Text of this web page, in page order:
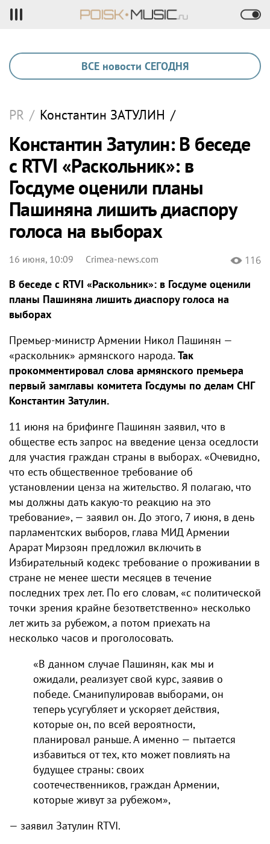
ВСЕ новости СЕГОДНЯ
PR / Константин ЗАТУЛИН /
Константин Затулин: В беседе
с RTVI «Раскольник»: в
Госдуме оценили планы
Пашиняна лишить диаспору
голоса на выборах
16 июня, 10:09 Crimea-news.com 116
В беседе с RTVI «Раскольник»: в Госдуме оценили
планы Пашиняна лишить диаспору голоса на
выборах
Премьер-министр Армении Никол Пашинян —
«раскольник» армянского народа. Так
прокомментировал слова армянского премьера
первый замглавы комитета Госдумы по делам СНГ
Константин Затулин.
11 июня на брифинге Пашинян заявил, что в
обществе есть запрос на введение ценза оседлости
для участия граждан страны в выборах. «Очевидно,
что есть общественное требование об
установлении ценза на жительство. Я полагаю, что
мы должны дать какую-то реакцию на это
требование», — заявил он. До этого, 7 июня, в день
парламентских выборов, глава МИД Армении
Арарат Мирзоян предложил включить в
Избирательный кодекс требование о проживании в
стране не менее шести месяцев в течение
последних трех лет. По его словам, «с политической
точки зрения крайне безответственно» несколько
лет жить за рубежом, а потом приехать на
несколько часов и проголосовать.
«В данном случае Пашинян, как мы и
ожидали, реализует свой курс, заявив о
победе. Сманипулировав выборами, он
теперь усугубляет и ускоряет действия,
которые он, по всей вероятности,
планировал раньше. А именно — пытается
избавиться от тех, кто может повлиять на
будущее страны: своих
соотечественников, граждан Армении,
которые живут за рубежом»,
— заявил Затулин RTVI.